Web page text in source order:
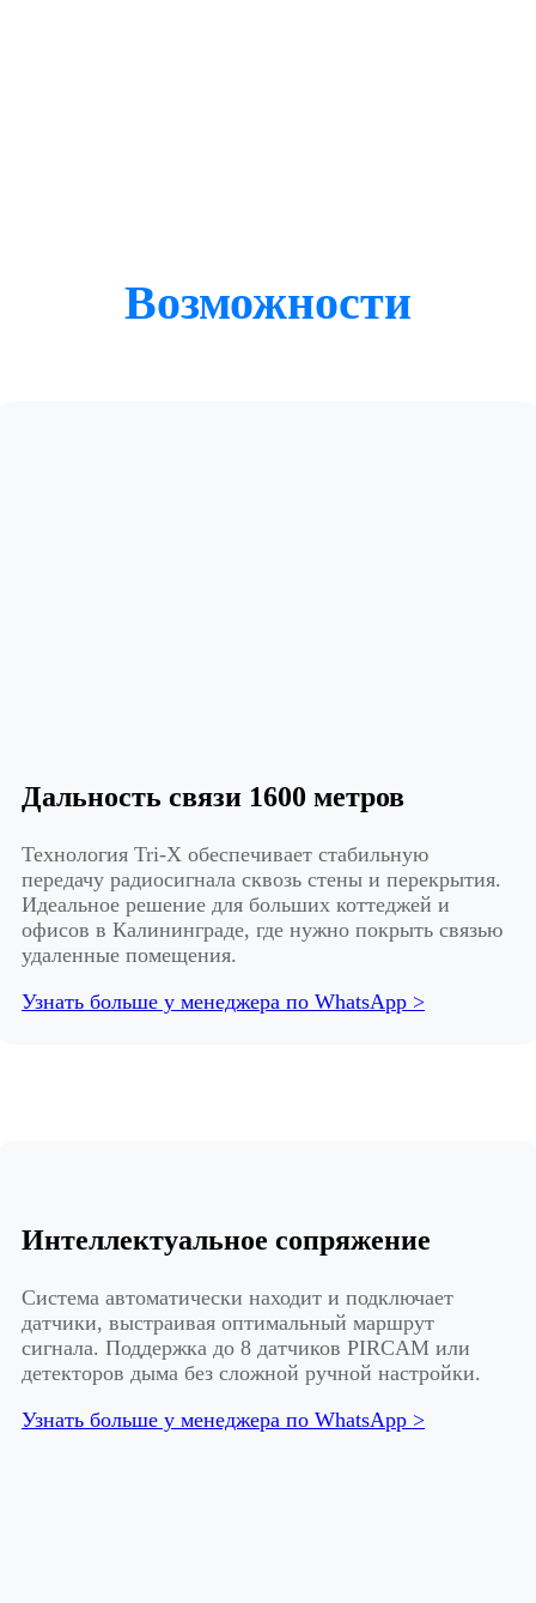
Возможности
Дальность связи 1600 метров
Технология Tri-X обеспечивает стабильную
передачу радиосигнала сквозь стены и перекрытия.
Идеальное решение для больших коттеджей и
офисов в Калининграде, где нужно покрыть связью
удаленные помещения.
Узнать больше у менеджера по WhatsApp >
Интеллектуальное сопряжение
Система автоматически находит и подключает
датчики, выстраивая оптимальный маршрут
сигнала. Поддержка до 8 датчиков PIRCAM или
детекторов дыма без сложной ручной настройки.
Узнать больше у менеджера по WhatsApp >